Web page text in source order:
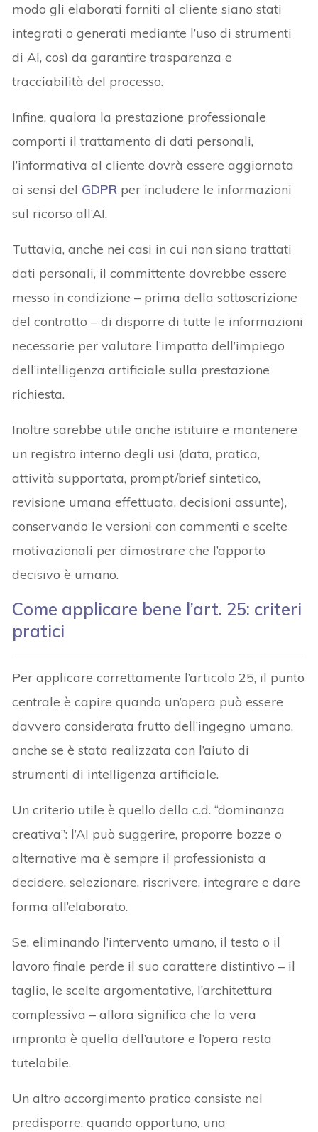
modo gli elaborati forniti al cliente siano stati
integrati o generati mediante l’uso di strumenti
di AI, così da garantire trasparenza e
tracciabilità del processo.
Infine, qualora la prestazione professionale
comporti il trattamento di dati personali,
l’informativa al cliente dovrà essere aggiornata
ai sensi del GDPR per includere le informazioni
sul ricorso all’AI.
Tuttavia, anche nei casi in cui non siano trattati
dati personali, il committente dovrebbe essere
messo in condizione – prima della sottoscrizione
del contratto – di disporre di tutte le informazioni
necessarie per valutare l’impatto dell’impiego
dell’intelligenza artificiale sulla prestazione
richiesta.
Inoltre sarebbe utile anche istituire e mantenere
un registro interno degli usi (data, pratica,
attività supportata, prompt/brief sintetico,
revisione umana effettuata, decisioni assunte),
conservando le versioni con commenti e scelte
motivazionali per dimostrare che l’apporto
decisivo è umano.
Come applicare bene l’art. 25: criteri
pratici
Per applicare correttamente l’articolo 25, il punto
centrale è capire quando un’opera può essere
davvero considerata frutto dell’ingegno umano,
anche se è stata realizzata con l’aiuto di
strumenti di intelligenza artificiale.
Un criterio utile è quello della c.d. “dominanza
creativa”: l’AI può suggerire, proporre bozze o
alternative ma è sempre il professionista a
decidere, selezionare, riscrivere, integrare e dare
forma all’elaborato.
Se, eliminando l’intervento umano, il testo o il
lavoro finale perde il suo carattere distintivo – il
taglio, le scelte argomentative, l’architettura
complessiva – allora significa che la vera
impronta è quella dell’autore e l’opera resta
tutelabile.
Un altro accorgimento pratico consiste nel
predisporre, quando opportuno, una